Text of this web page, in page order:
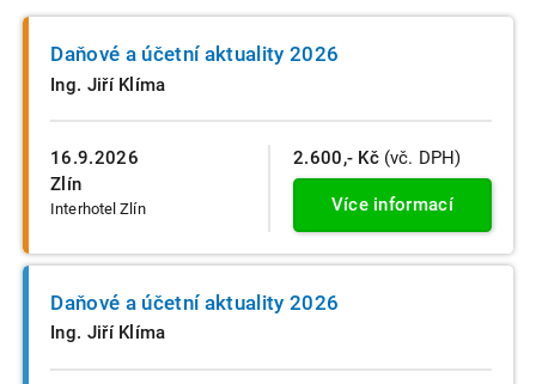
16.9.2026
Zlín
Interhotel Zlín
Daňové a účetní aktuality 2026
Ing. Jiří Klíma
2.600,- Kč (vč. DPH)
Více informací
Daňové a účetní aktuality 2026
Ing. Jiří Klíma